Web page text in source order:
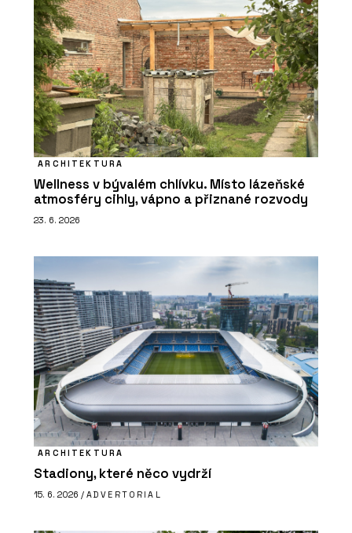
ARCHITEKTURA
Wellness v bývalém chlívku. Místo lázeňské
atmosféry cihly, vápno a přiznané rozvody
23. 6. 2026
ARCHITEKTURA
Stadiony, které něco vydrží
15. 6. 2026 / ADVERTORIAL